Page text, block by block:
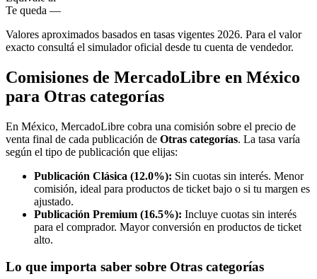
Te queda —
Valores aproximados basados en tasas vigentes 2026. Para el valor
exacto consultá el simulador oficial desde tu cuenta de vendedor.
Comisiones de MercadoLibre en México
para Otras categorías
En México, MercadoLibre cobra una comisión sobre el precio de
venta final de cada publicación de Otras categorías. La tasa varía
según el tipo de publicación que elijas:
Publicación Clásica (12.0%): Sin cuotas sin interés. Menor
comisión, ideal para productos de ticket bajo o si tu margen es
ajustado.
Publicación Premium (16.5%): Incluye cuotas sin interés
para el comprador. Mayor conversión en productos de ticket
alto.
Lo que importa saber sobre Otras categorías